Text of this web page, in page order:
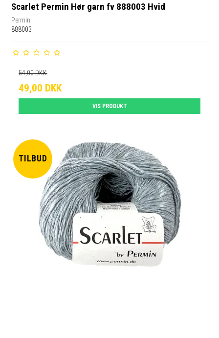
Scarlet Permin Hør garn fv 888003 Hvid
Permin
888003
54,00 DKK
49,00 DKK
VIS PRODUKT
TILBUD